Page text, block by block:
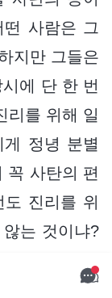
사람은 그
지만 그들은
에 단 한 번
리를 위해 일
정녕 분별
꼭 사탄의 편
진리를 위
는 것이냐?
리의 편에 서